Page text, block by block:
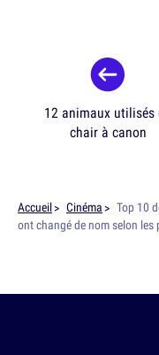
12 animaux utilisés
chair à canon
Accueil Cinéma
Top 10
ont changé de nom selon